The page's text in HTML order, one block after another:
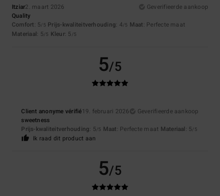
Itziar2. maart 2026
Geverifieerde aankoop
Quality
Comfort: 5/5 Prijs-kwaliteitverhouding: 4/5 Maat: Perfecte maat
Materiaal: 5/5 Kleur: 5 /5
5/5
Client anonyme vérifié19. februari 2026
Geverifieerde aankoop
sweetness
Prijs-kwaliteitverhouding: 5/5 Maat: Perfecte maat Materiaal: 5/5
Ik raad dit product aan
5/5